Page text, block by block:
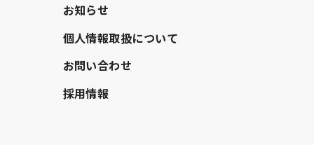
お知らせ
個人情報取扱について
お問い合わせ
採用情報